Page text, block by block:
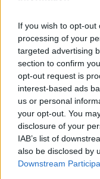
If you wish to opt-
processing of your
targeted advertising
section to confirm
opt-out request is
interest-based ads
us or personal
your opt-out. You
disclosure of your
IAB’s list of
also be disclosed by
Downstream
previsti, arrivare
valutare mezzi
Considerare
la possibile
a ottimizzare la
attesa.
Per chi desidera
selezionare per
orari ufficiali è un